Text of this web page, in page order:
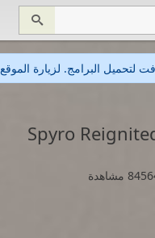

لتحميل البرامج. لزيارة الموقع
مشاهدة